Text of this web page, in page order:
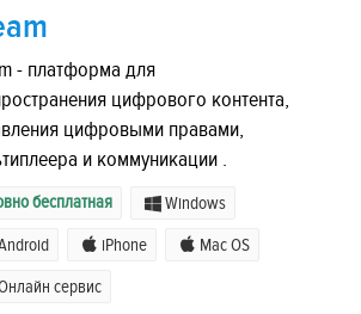
- платформа для
цифрового контента,
цифровыми правами,
и коммуникации .
бесплатная Windows
iPhone Mac OS
сервис